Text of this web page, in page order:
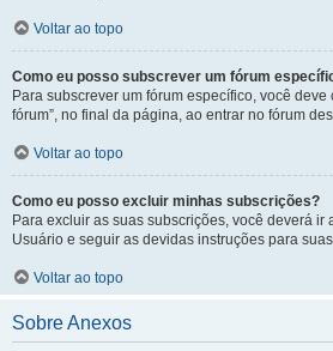
Voltar ao topo
Como eu posso subscrever um fórum
Para subscrever um fórum específico, você deve
fórum”, no final da página, ao entrar no fórum
Voltar ao topo
Como eu posso excluir minhas subscrições?
Para excluir as suas subscrições, você deverá
Usuário e seguir as devidas instruções para
Voltar ao topo
Sobre Anexos